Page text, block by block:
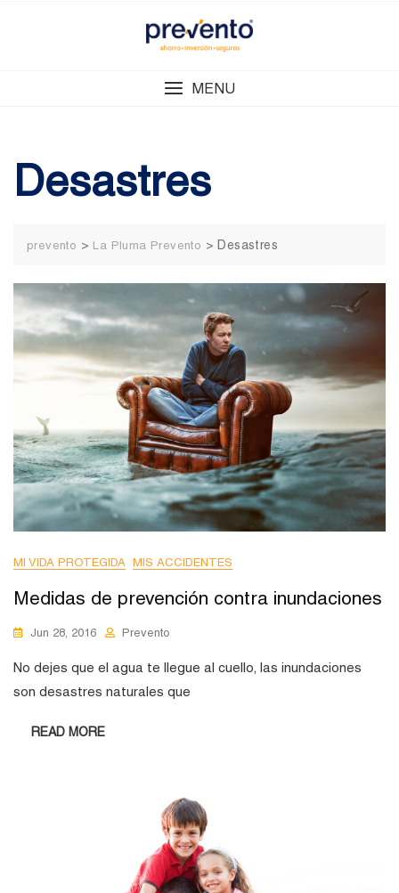
MENU
Desastres
prevento > La Pluma Prevento > Desastres
MI VIDA PROTEGIDA MIS ACCIDENTES
Medidas de prevención contra inundaciones
Jun 28, 2016 Prevento
No dejes que el agua te llegue al cuello, las inundaciones
son desastres naturales que
READ MORE